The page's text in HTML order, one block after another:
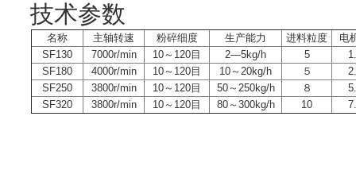
技术参数
名称 主轴转速 粉碎细度 生产能力 进料粒度
电
SF130
7000r/min 10～120目 2—5kg/h 5
SF180
4000r/min 10～120目 10～20kg/h ５
SF250
3800r/min 10～120目 50～250kg/h ８
SF320
3800r/min 10～120目 80～300kg/h 10